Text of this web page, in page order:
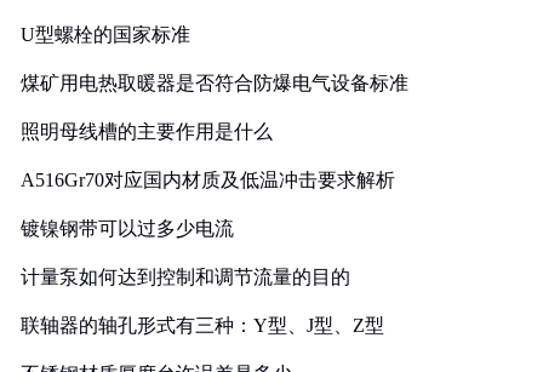
U型螺栓的国家标准
煤矿用电热取暖器是否符合防爆电气设备标准
照明母线槽的主要作用是什么
A516Gr70对应国内材质及低温冲击要求解析
镀镍钢带可以过多少电流
计量泵如何达到控制和调节流量的目的
联轴器的轴孔形式有三种：Y型、J型、Z型